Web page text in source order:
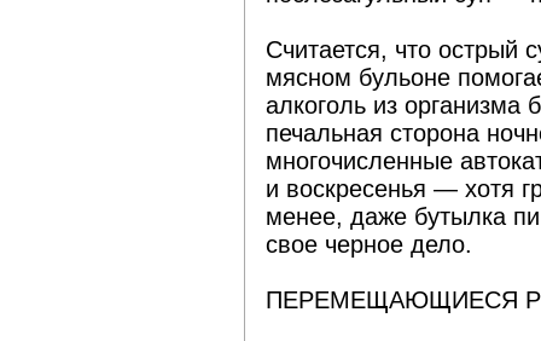
Считается, что острый
мясном бульоне
алкоголь из
печальная сторона
многочисленные
и воскресенья — хотя
менее, даже бутылка
свое черное дело.
ПЕРЕМЕЩАЮЩИЕСЯ